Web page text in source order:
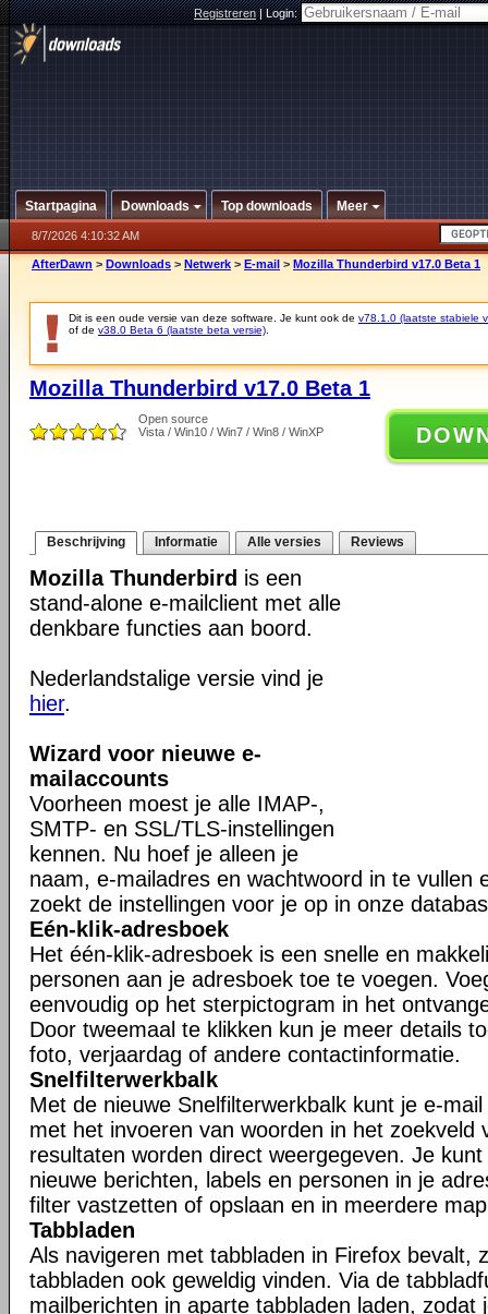
Registreren|Login:
Startpagina Downloads Top downloads Meer
8/7/2026 4:10:32 AM
AfterDawn > Downloads > Netwerk > E-mail > Mozilla Thunderbird v17.0 Beta 1
Dit is een oude versie van deze software. Je kunt ook de v78.1.0 (laatste stabiele
of de v38.0 Beta 6 (laatste beta versie)
Mozilla Thunderbird v17.0 Beta 1
Open source
Vista / Win10 / Win7 / Win8 / WinXP
Beschrijving Informatie Alle versies Reviews
Mozilla Thunderbird is een
stand-alone e-mailclient met alle
denkbare functies aan boord.
Nederlandstalige versie vind je
hier.
Wizard voor nieuwe e-
mailaccounts
Voorheen moest je alle IMAP-,
SMTP- en SSL/TLS-instellingen
kennen. Nu hoef je alleen je
naam, e-mailadres en wachtwoord in te vullen
zoekt de instellingen voor je op in onze
Eén-klik-adresboek
Het één-klik-adresboek is een snelle en
personen aan je adresboek toe te voegen.
eenvoudig op het sterpictogram in het
Door tweemaal te klikken kun je meer details
foto, verjaardag of andere contactinformatie.
Snelfilterwerkbalk
Met de nieuwe Snelfilterwerkbalk kunt je e-
met het invoeren van woorden in het zoekveld
resultaten worden direct weergegeven. Je
nieuwe berichten, labels en personen in je
filter vastzetten of opslaan en in meerdere
Tabbladen
Als navigeren met tabbladen in Firefox bevalt,
tabbladen ook geweldig vinden. Via de
mailberichten in aparte tabbladen laden, zodat